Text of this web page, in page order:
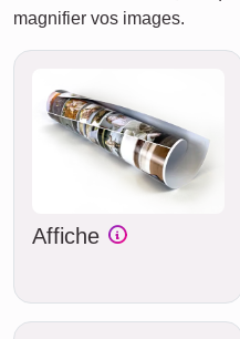
magnifier vos images.
Affiche